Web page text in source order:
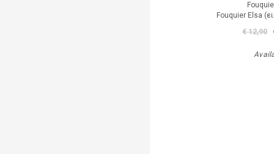
Fouquier Elsa
€ 12,90